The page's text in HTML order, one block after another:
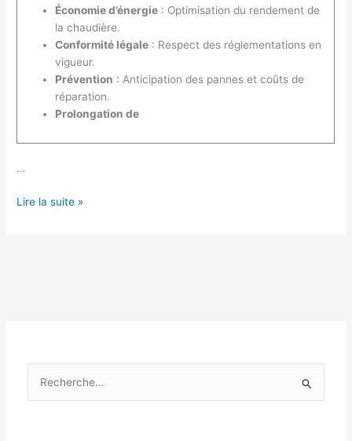
Économie d’énergie: Optimisation du rendement de
la chaudière.
Conformité légale: Respect des réglementations en
vigueur.
Prévention : Anticipation des pannes et coûts de
réparation.
Prolongation de
…
Pourquoi
Lire la suite »